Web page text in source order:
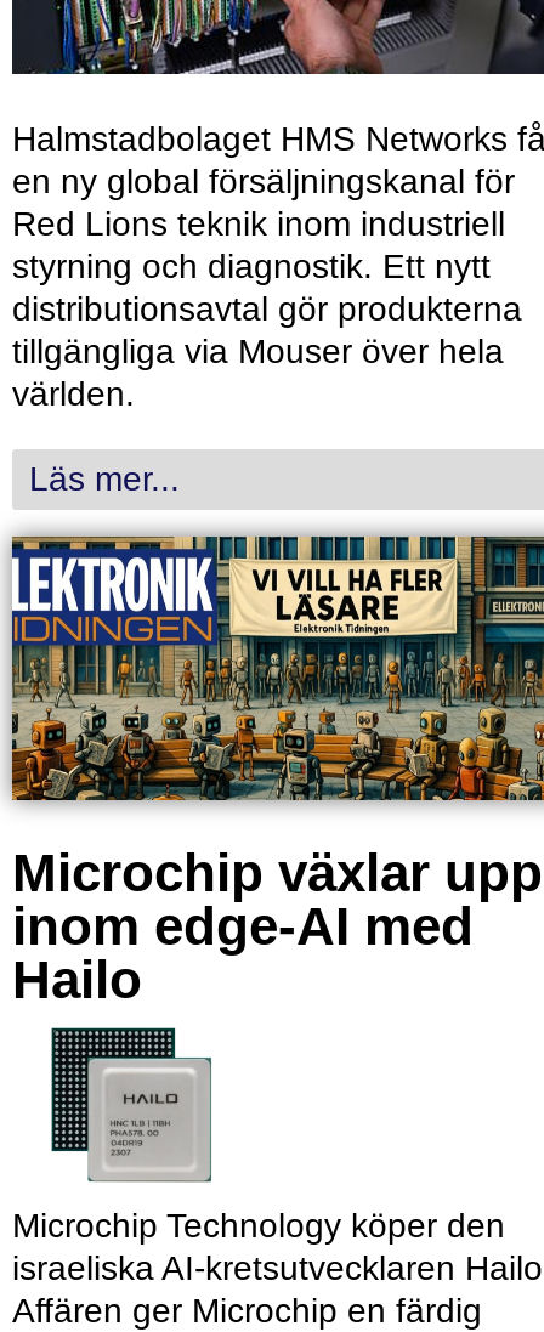
Halmstadbolaget HMS Networks
en ny global försäljningskanal för
Red Lions teknik inom industriell
styrning och diagnostik. Ett nytt
distributionsavtal gör produkterna
tillgängliga via Mouser över hela
världen.
Läs mer...
Microchip växlar upp
inom edge-AI med
Hailo
Microchip Technology köper den
israeliska AI-kretsutvecklaren
Affären ger Microchip en färdig